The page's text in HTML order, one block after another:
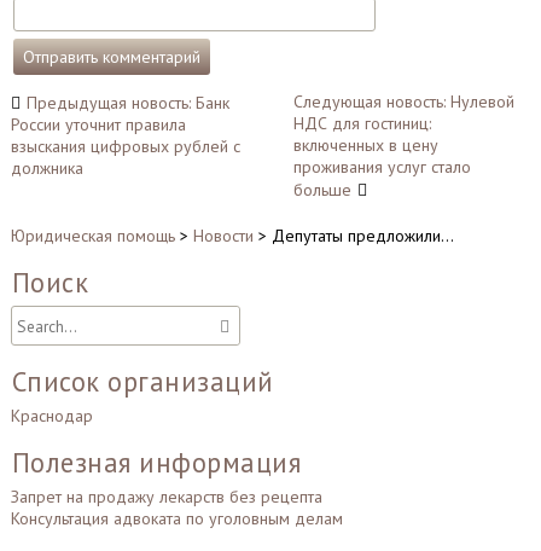
Навигация
по
записям
Предыдущая новость: Банк
России уточнит правила
взыскания цифровых рублей с
должника
Следующая новость: Нулевой
НДС для гостиниц:
включенных в цену
проживания услуг стало
больше
Юридическая помощь> Новости > Депутаты предложили…
Поиск
Список организаций
Краснодар
Полезная информация
Запрет на продажу лекарств без рецепта
Консультация адвоката по уголовным делам